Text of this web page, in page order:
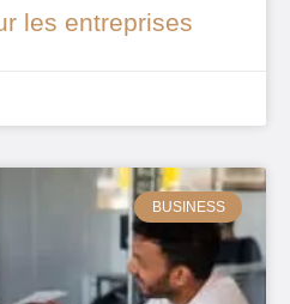
les entreprises
BUSINESS